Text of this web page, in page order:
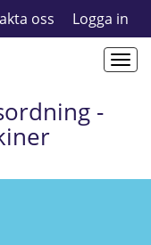
oss Logga in
-